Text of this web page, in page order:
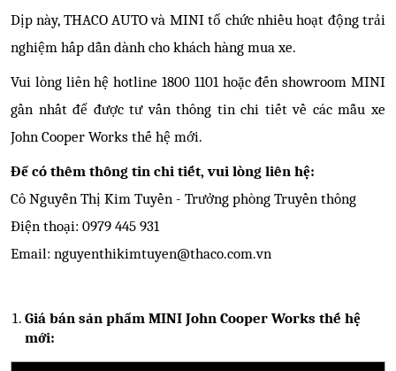
Dịp này, THACO AUTO và MINI tổ chức nhiều hoạt động trải
nghiệm hấp dẫn dành cho khách hàng mua xe.
Vui lòng liên hệ hotline 1800 1101 hoặc đến showroom MINI
gần nhất để được tư vấn thông tin chi tiết về các mẫu xe
John Cooper Works thế hệ mới.
Để có thêm thông tin chi tiết, vui lòng liên hệ:
Cô Nguyễn Thị Kim Tuyền - Trưởng phòng Truyền thông
Điện thoại: 0979 445 931
Email: nguyenthikimtuyen@thaco.com.vn
Giá bán sản phẩm MINI John Cooper Works thế hệ
mới: